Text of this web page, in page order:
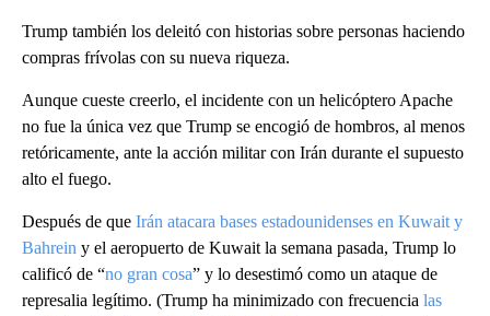
Trump también los deleitó con historias sobre personas haciendo
compras frívolas con su nueva riqueza.
Aunque cueste creerlo, el incidente con un helicóptero Apache
no fue la única vez que Trump se encogió de hombros, al menos
retóricamente, ante la acción militar con Irán durante el supuesto
alto el fuego.
Después de que Irán atacara bases estadounidenses en Kuwait y
Bahrein y el aeropuerto de Kuwait la semana pasada, Trump lo
calificó de “no gran cosa” y lo desestimó como un ataque de
represalia legítimo. (Trump ha minimizado con frecuencia las